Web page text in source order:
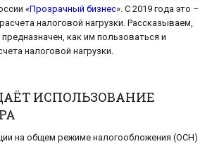
«Прозрачный бизнес». С 2019 года это –
налоговой нагрузки. Рассказываем,
как им пользоваться и
налоговой нагрузки.
ИСПОЛЬЗОВАНИЕ
на общем режиме налогообложения (ОСН)